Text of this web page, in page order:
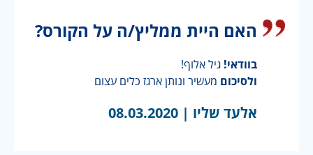
האם היית ממליץ/ה על הקורס?
בוודאי! גיל אלוף!
ולסיכום מעשיר ונותן ארגז כלים עצום
אלעד שליו | 08.03.2020